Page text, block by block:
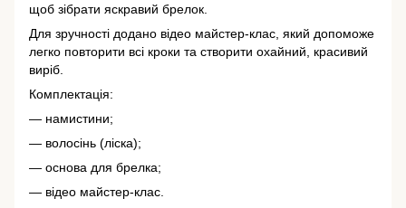
щоб зібрати яскравий брелок.
Для зручності додано відео майстер-клас, який допоможе
легко повторити всі кроки та створити охайний, красивий
виріб.
Комплектація:
— намистини;
— волосінь (ліска);
— основа для брелка;
— відео майстер-клас.